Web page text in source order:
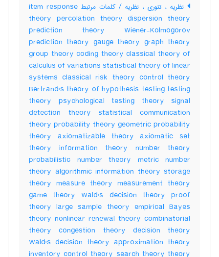
نظریه ، تئوری ، نظریه / کلمات مرتبط item response
theory percolation theory dispersion theory
prediction theory Wiener-Kolmogorov
prediction theory gauge theory graph theory
group theory coding theory classical theory of
calculus of variations statistical theory of linear
systems classical risk theory control theory
Bertrand's theory of hypothesis testing testing
theory psychological testing theory signal
detection theory statistical communication
theory probability theory geometric probability
theory axiomatizable theory axiomatic set
theory information theory number theory
probabilistic number theory metric number
theory algorithmic information theory storage
theory measure theory measurement theory
game theory Wald's decision theory proof
theory large sample theory empirical Bayes
theory nonlinear renewal theory combinatorial
theory congestion theory decision theory
Wald's decision theory approximation theory
inventory control theory search theory theory